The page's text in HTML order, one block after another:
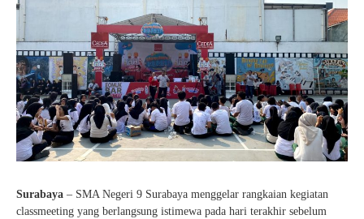
e-Kalender Akademik
Jurnalis
Matematika
Dance
Paduan Suara
Dapodik
Komunitas Belajar InspiratiX
Seputar TKA
Buku Paket
Khataman GTK
Surabaya – SMA Negeri 9 Surabaya menggelar rangkaian kegiatan
classmeeting yang berlangsung istimewa pada hari terakhir sebelum